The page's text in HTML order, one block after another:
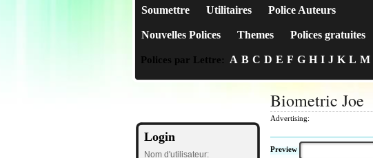
Soumettre Utilitaires Police Auteurs
Nouvelles Polices Themes Polices gratuites
Polices par Lettre: A B C D E F G H I J K L M
Login
Nom d'utilisateur:
Biometric Joe
Advertising:
Preview